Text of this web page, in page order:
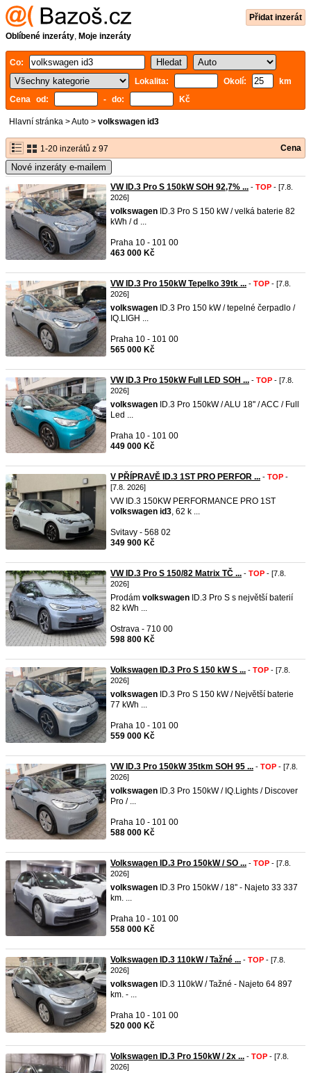
Přidat inzerát
Oblíbené inzeráty, Moje inzeráty
Co:
Lokalita:
Okolí:
km
Cena od:
- do: Kč
Hlavní stránka >Auto > volkswagen id3
1-20 inzerátů z 97 Cena
Nové inzeráty e-mailem
VW ID.3 Pro S 150kW SOH 92,7% ... - TOP - [7.8.
2026]
volkswagen ID.3 Pro S 150 kW / velká baterie 82
kWh / d ...
Praha 10 - 101 00
463 000 Kč
VW ID.3 Pro 150kW Tepelko 39tk ... - TOP - [7.8.
2026]
volkswagen ID.3 Pro 150 kW / tepelné čerpadlo /
IQ.LIGH ...
Praha 10 - 101 00
565 000 Kč
VW ID.3 Pro 150kW Full LED SOH ... - TOP - [7.8.
2026]
volkswagen ID.3 Pro 150kW / ALU 18'' / ACC / Full
Led ...
Praha 10 - 101 00
449 000 Kč
V PŘÍPRAVĚ ID.3 1ST PRO PERFOR ... - TOP -
[7.8. 2026]
VW ID.3 150KW PERFORMANCE PRO 1ST
volkswagen id3, 62 k ...
Svitavy - 568 02
349 900 Kč
VW ID.3 Pro S 150/82 Matrix TČ ... - TOP - [7.8.
2026]
Prodám volkswagen ID.3 Pro S s největší baterií
82 kWh ...
Ostrava - 710 00
598 800 Kč
Volkswagen ID.3 Pro S 150 kW S ... - TOP - [7.8.
2026]
volkswagen ID.3 Pro S 150 kW / Největší baterie
77 kWh ...
Praha 10 - 101 00
559 000 Kč
VW ID.3 Pro 150kW 35tkm SOH 95 ... - TOP - [7.8.
2026]
volkswagen ID.3 Pro 150kW / IQ.Lights / Discover
Pro / ...
Praha 10 - 101 00
588 000 Kč
Volkswagen ID.3 Pro 150kW / SO ... - TOP - [7.8.
2026]
volkswagen ID.3 Pro 150kW / 18'' - Najeto 33 337
km. ...
Praha 10 - 101 00
558 000 Kč
Volkswagen ID.3 110kW / Tažné ... - TOP - [7.8.
2026]
volkswagen ID.3 110kW / Tažné - Najeto 64 897
km. - ...
Praha 10 - 101 00
520 000 Kč
Volkswagen ID.3 Pro 150kW / 2x ... - TOP - [7.8.
2026]